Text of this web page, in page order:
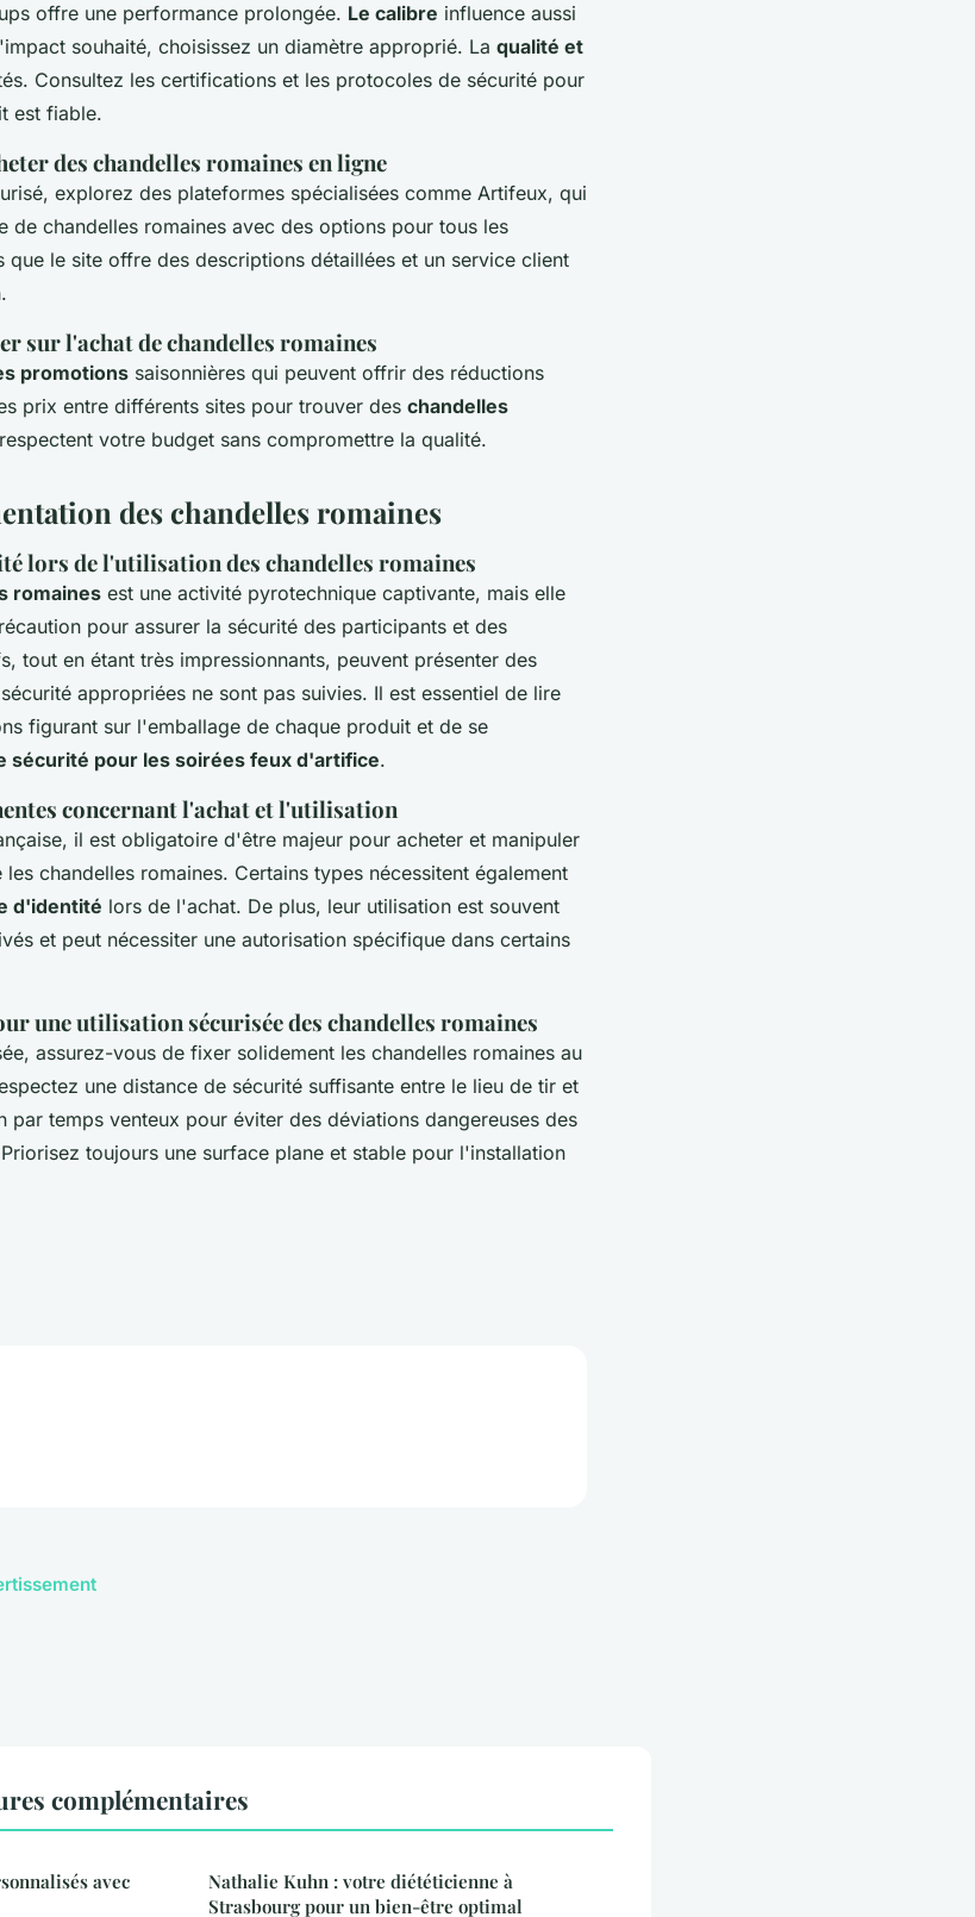
offre une performance prolongée. Le calibre influence aussi
souhaité, choisissez un diamètre approprié. La qualité et
Consultez les certifications et les protocoles de sécurité pour
est fiable.
des chandelles romaines en ligne
explorez des plateformes spécialisées comme Artifeux, qui
de chandelles romaines avec des options pour tous les
que le site offre des descriptions détaillées et un service client
sur l'achat de chandelles romaines
promotions saisonnières qui peuvent offrir des réductions
prix entre différents sites pour trouver des chandelles
votre budget sans compromettre la qualité.
des chandelles romaines
lors de l'utilisation des chandelles romaines
romaines est une activité pyrotechnique captivante, mais elle
pour assurer la sécurité des participants et des
tout en étant très impressionnants, peuvent présenter des
appropriées ne sont pas suivies. Il est essentiel de lire
figurant sur l'emballage de chaque produit et de se
sécurité pour les soirées feux d'artifice.
concernant l'achat et l'utilisation
il est obligatoire d'être majeur pour acheter et manipuler
chandelles romaines. Certains types nécessitent également
d'identité lors de l'achat. De plus, leur utilisation est souvent
et peut nécessiter une autorisation spécifique dans certains
une utilisation sécurisée des chandelles romaines
assurez-vous de fixer solidement les chandelles romaines au
une distance de sécurité suffisante entre le lieu de tir et
par temps venteux pour éviter des déviations dangereuses des
toujours une surface plane et stable pour l'installation
complémentaires
avec
Nathalie Kuhn : votre diététicienne à
Strasbourg pour un bien-être optimal